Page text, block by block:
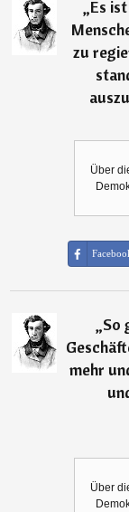
„Es
zu
Über
„So
mehr
Über